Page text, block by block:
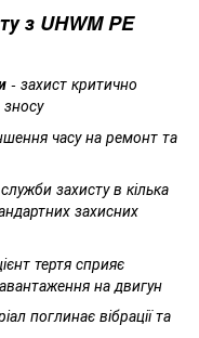
з UHWM PE
- захист критично
часу на ремонт та
захисту в кілька
захисних
тертя сприяє
на двигун
поглинає вібрації та